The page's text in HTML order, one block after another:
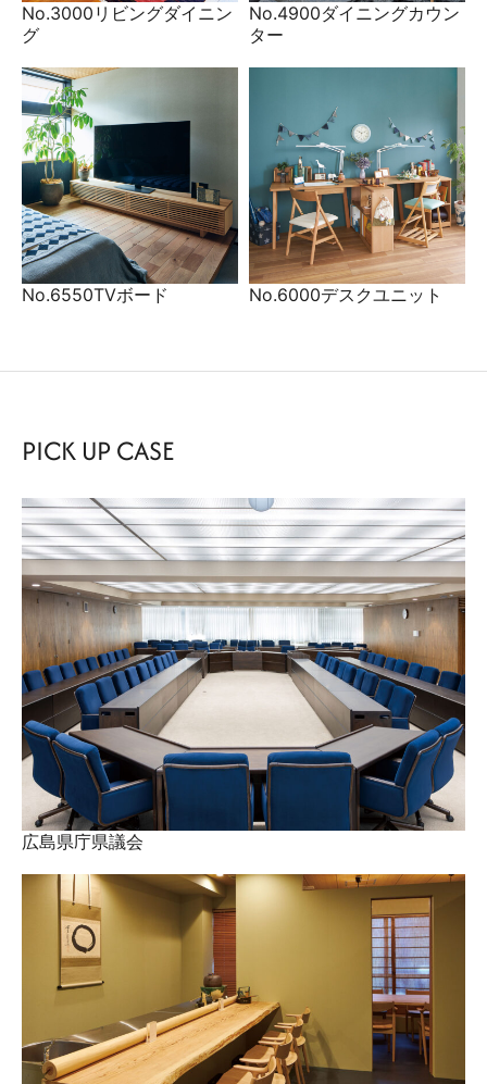
No.3000リビングダイニン
グ
No.4900ダイニングカウン
ター
No.6550TVボード No.6000デスクユニット
PICK UP CASE
広島県庁県議会